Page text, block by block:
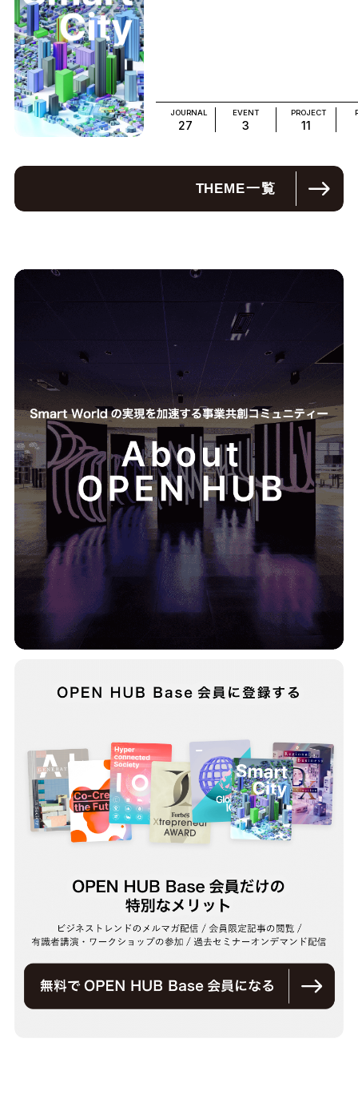
JOURNAL
27
EVENT
3
PROJECT
11
THEME一覧